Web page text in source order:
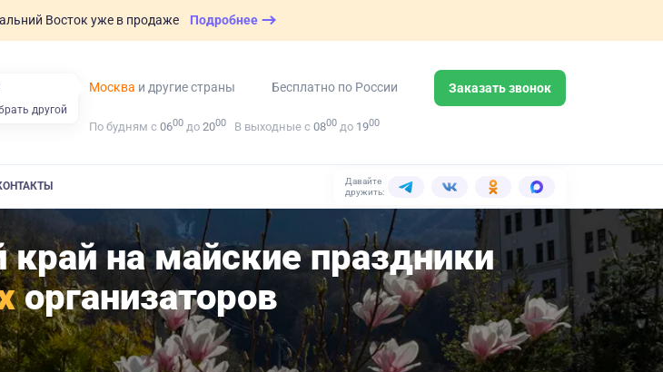
Восток уже в продаже Подробнее
Москва и другие страны Бесплатно по России Заказать звонок
По будням с 0600 до 2000 В выходные с 0800 до 1900
Давайте
дружить:
на майские праздники
организаторов
другой